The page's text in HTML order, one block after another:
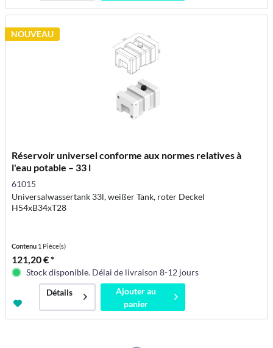
NOUVEAU
Réservoir universel conforme aux normes relatives à
l'eau potable – 33 l
61015
Universalwassertank 33l, weißer Tank, roter Deckel
H54xB34xT28
Contenu 1 Pièce(s)
121,20 € *
Stock disponible. Délai de livraison 8-12 jours
Détails
Ajouter au
panier